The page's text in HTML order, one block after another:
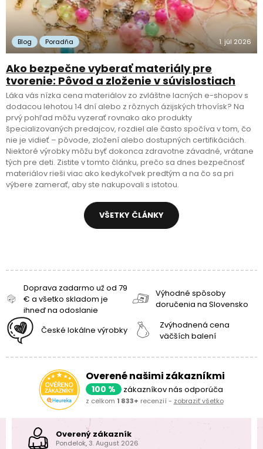
Blog Poradňa 1. júl 2026
Ako bezpečne vyberať materiály pre
tvorenie: Pôvod a zloženie v súvislostiach
Láka vás nízka cena materiálov zo zvláštne lacných e-shopov s
dodacou lehotou 14 dní alebo z rôznych ázijských trhovísk? Na
prvý pohľad môžu vyzerať rovnako ako produkty
špecializovaných predajcov, rozdiel ale často spočíva v tom, čo
nie je vidieť – pôvode, zložení alebo dostupných certifikáciách.
Niektoré výrobky môžu byť dokonca zdravotne závadné, vrátane
tých pre deti. Zistite v tomto článku, prečo sa dnes bezpečnosť
materiálov rieši viac ako kedykoľvek predtým a na čo sa pri
výbere zamerať, aby ste nakupovali s istotou.
VŠETKY ČLÁNKY
Doprava zadarmo už od 79
€ a všetko skladom je
ihneď na odoslanie
Výhodné spôsoby
doručenia na Slovensko
České lokálne výrobky
Zvýhodnená cena
väčších balení
Overené našimi zákazníkmi
100 % zákazníkov nás odporúča
z celkom 1 833+ recenzií - zobraziť všetko
Overený zákazník
Pondelok, 3. August 2026